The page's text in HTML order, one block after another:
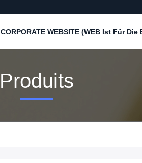
CORPORATE WEBSITE (WEB Ist Für
Produits